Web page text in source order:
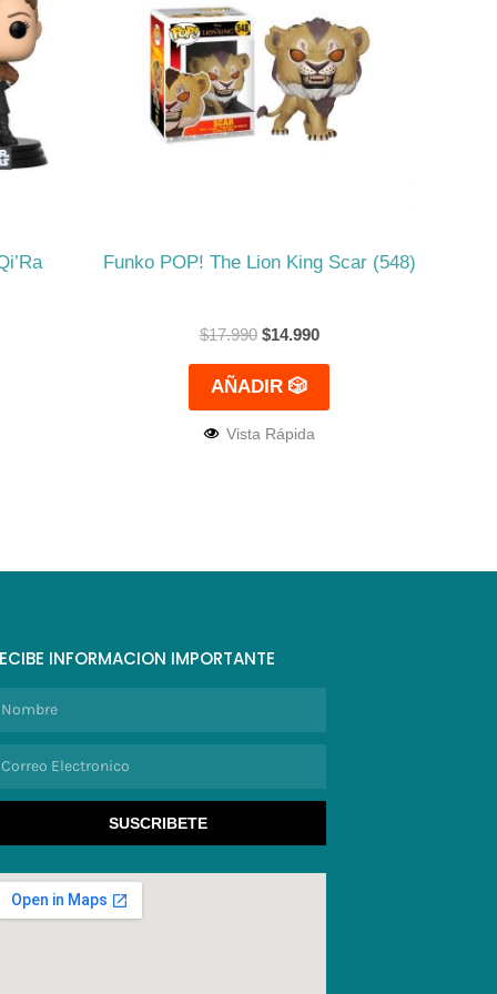
Funko POP! The Lion King Scar (548)
$17.990 $14.990
AÑADIR 🎲
Vista Rápida
INFORMACION IMPORTANTE
SUSCRIBETE